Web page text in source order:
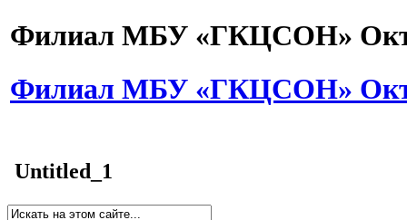
Филиал МБУ «ГКЦСОН»
Филиал МБУ «ГКЦСОН»
Untitled_1